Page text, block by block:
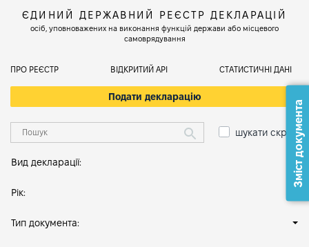
ЄДИНИЙ ДЕРЖАВНИЙ РЕЄСТР ДЕКЛАРАЦІЙ
осіб, уповноважених на виконання функцій держави або місцевого
самоврядування
ПРО РЕЄСТР ВІДКРИТИЙ АРІ СТАТИСТИЧНІ ДАНІ
Подати декларацію
шукати скрізь
Вид декларації:
Рік:
Тип документа:
Зміст документа